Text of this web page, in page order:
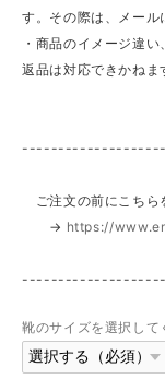
す。その際は、メール
・商品のイメージ違
返品は対応できかねま
ご注文の前にこちら
→ https://
靴のサイズを選択して